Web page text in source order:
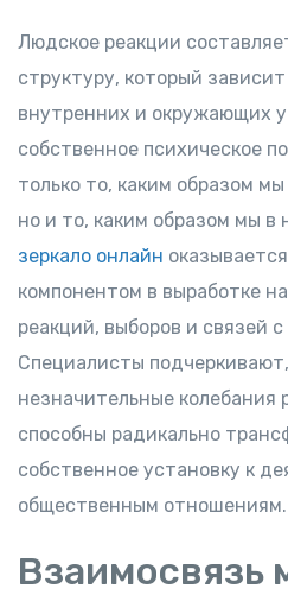
Людское реакции
структуру, который
внутренних и окружающих
собственное психическое
только то, каким образом
но и то, каким образом мы в
зеркало онлайн
компонентом в выработке
реакций, выборов и связей
Специалисты
незначительные колебания
способны радикально
собственное установку к
общественным отношениям.
Взаимосвязь